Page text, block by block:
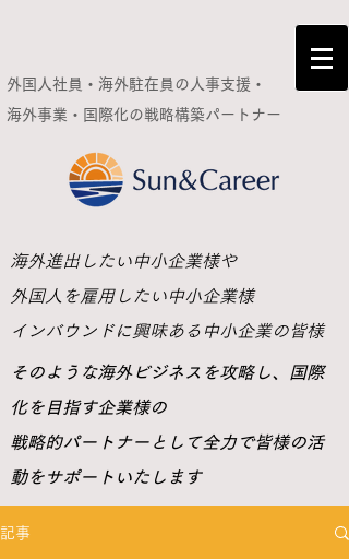
外国人社員・海外駐在員の人事支援・
海外事業・国際化の戦略構築パートナー
​海外進出したい中小企業様や
外国人を雇用したい中小企業様
インバウンドに興味ある中小企業の皆様
​そのような海外ビジネスを攻略し、国際
化を目指す企業様の
戦略的パートナーとして全力で皆様の活
動をサポートいたします
記事